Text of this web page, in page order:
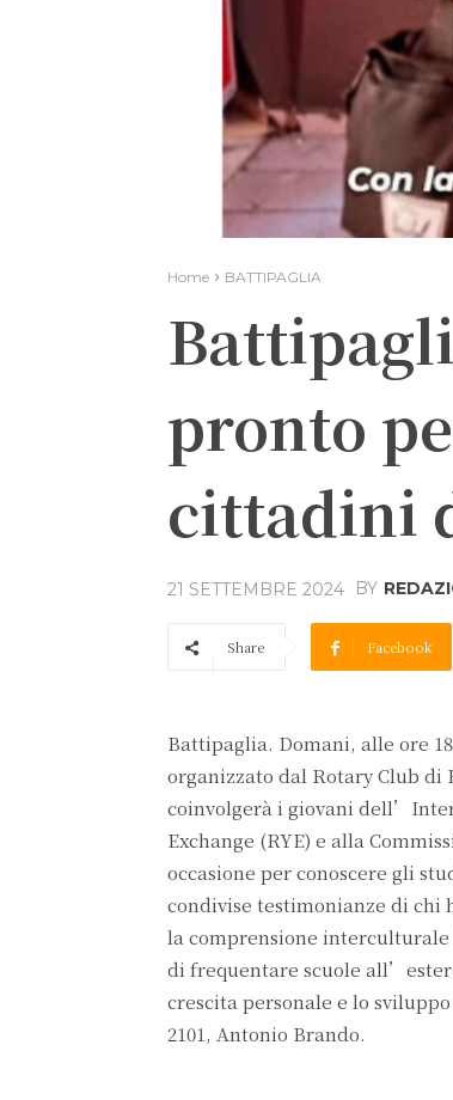
Home BATTIPAGLIA
pronto
cittadini
21 SETTEMBRE 2024 BY
Share Facebook
Battipaglia. Domani, alle ore
organizzato dal Rotary Club
coinvolgerà i giovani
Exchange (RYE) e alla
occasione per conoscere gli
condivise testimonianze di chi
la comprensione
di frequentare scuole
crescita personale e lo
2101, Antonio Brando.